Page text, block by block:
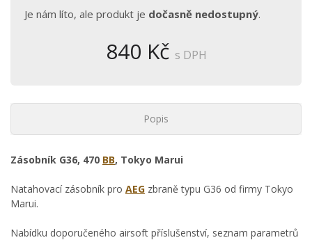
Je nám líto, ale produkt je dočasně nedostupný.
840 Kč s DPH
Popis
Zásobník G36, 470 BB, Tokyo Marui
Natahovací zásobník pro AEG zbraně typu G36 od firmy Tokyo
Marui.
Nabídku doporučeného airsoft příslušenství, seznam parametrů